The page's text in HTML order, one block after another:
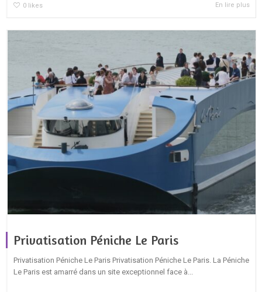
0 likes En lire plus
Privatisation Péniche Le Paris
Privatisation Péniche Le Paris Privatisation Péniche Le Paris. La Péniche
Le Paris est amarré dans un site exceptionnel face à...